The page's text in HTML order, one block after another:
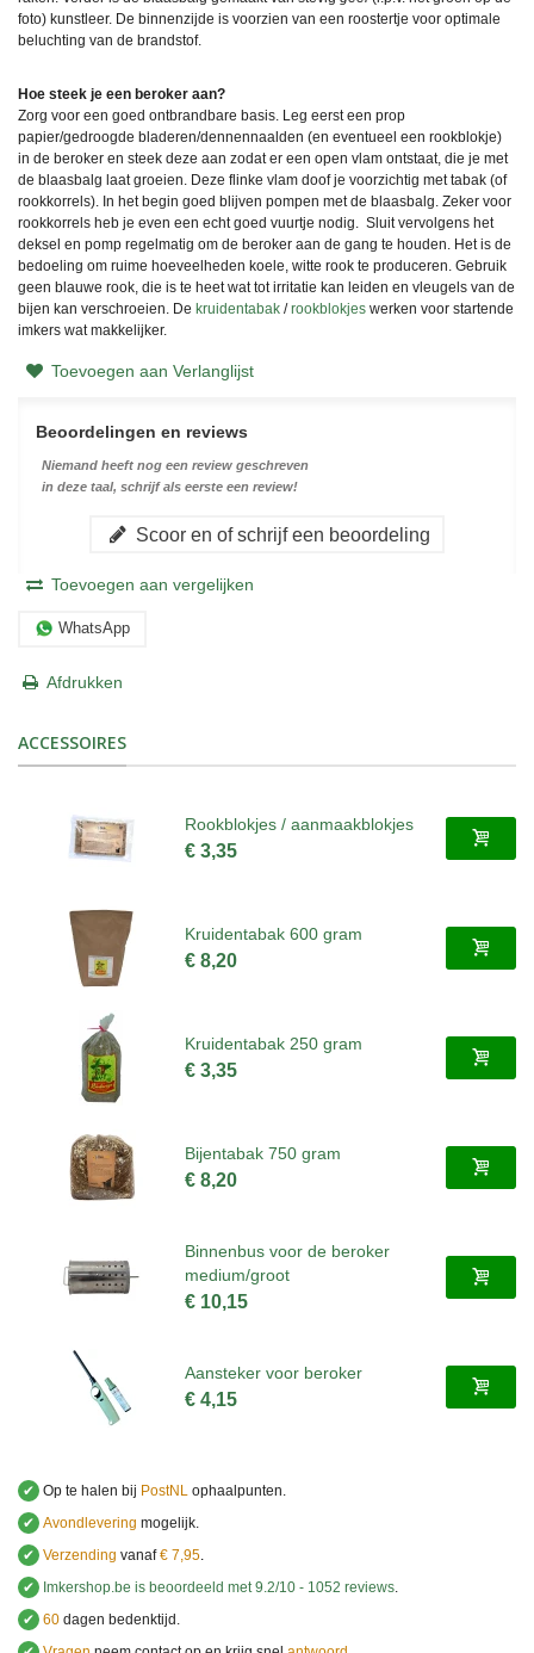
foto) kunstleer. De binnenzijde is voorzien van een roostertje voor optimale
beluchting van de brandstof.
Hoe steek je een beroker aan?
Zorg voor een goed ontbrandbare basis. Leg eerst een prop
papier/gedroogde bladeren/dennennaalden (en eventueel een rookblokje)
in de beroker en steek deze aan zodat er een open vlam ontstaat, die je met
de blaasbalg laat groeien. Deze flinke vlam doof je voorzichtig met tabak (of
rookkorrels). In het begin goed blijven pompen met de blaasbalg. Zeker voor
rookkorrels heb je even een echt goed vuurtje nodig. Sluit vervolgens het
deksel en pomp regelmatig om de beroker aan de gang te houden. Het is de
bedoeling om ruime hoeveelheden koele, witte rook te produceren. Gebruik
geen blauwe rook, die is te heet wat tot irritatie kan leiden en vleugels van de
bijen kan verschroeien. De kruidentabak /rookblokjes werken voor startende
imkers wat makkelijker.
Toevoegen aan Verlanglijst
Beoordelingen en reviews
Niemand heeft nog een review geschreven
in deze taal, schrijf als eerste een review!
Scoor en of schrijf een beoordeling
Toevoegen aan vergelijken
WhatsApp
Afdrukken
ACCESSOIRES
Rookblokjes / aanmaakblokjes
€ 3,35
Kruidentabak 600 gram
€ 8,20
Kruidentabak 250 gram
€ 3,35
Bijentabak 750 gram
€ 8,20
Binnenbus voor de beroker
medium/groot
€ 10,15
Aansteker voor beroker
€ 4,15
✔ Op te halen bij PostNL ophaalpunten.
✔ Avondlevering mogelijk.
✔ Verzending vanaf€ 7,95
✔
Imkershop.be is beoordeeld met 9.2/10 - 1052 reviews
✔ 60 dagen bedenktijd.